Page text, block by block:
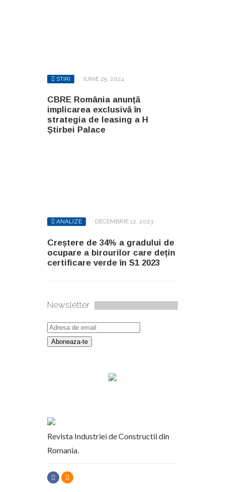
STIRI IUNIE 25, 2024
CBRE România anunță
implicarea exclusivă în
strategia de leasing a H
Știrbei Palace
ANALIZE DECEMBRIE 12, 2023
Creștere de 34% a gradului de
ocupare a birourilor care dețin
certificare verde în S1 2023
Newsletter
Revista Industriei de Constructii din
Romania.